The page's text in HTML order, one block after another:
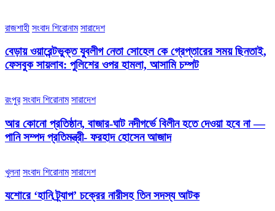
রাজশাহী সংবাদ শিরোনাম সারাদেশ
বেড়ায় ওয়ারেন্টভুক্ত যুবলীগ নেতা সোহেল কে গ্রেপ্তারের সময় ছিনতাই,
ফেসবুক সায়লাব: পুলিশের ওপর হামলা, আসামি চম্পট
রংপুর সংবাদ শিরোনাম সারাদেশ
আর কোনো প্রতিষ্ঠান, বাজার-ঘাট নদীগর্ভে বিলীন হতে দেওয়া হবে না —
পানি সম্পদ প্রতিমন্ত্রী- ফরহাদ হোসেন আজাদ
খুলনা সংবাদ শিরোনাম সারাদেশ
যশোরে ‘হানি ট্র্যাপ’ চক্রের নারীসহ তিন সদস্য আটক